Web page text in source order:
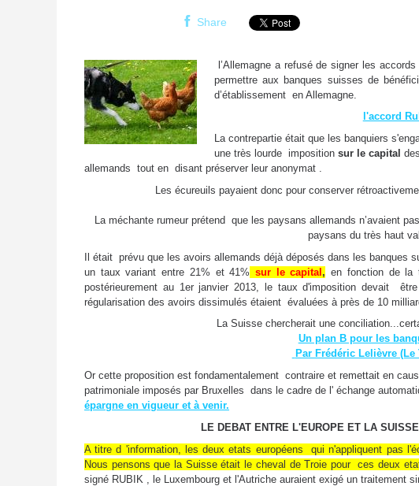
Share
l’Allemagne a refusé de signer les
permettre aux banques suisses de
d’établissement en Allemagne.
l'accord
La contrepartie était que les banquiers
une très lourde imposition sur le capital
allemands tout en disant préserver leur anonymat .
Les écureuils payaient donc pour conserver
La méchante rumeur prétend que les paysans allemands n’avaient
paysans du très haut
Il était prévu que les avoirs allemands déjà déposés dans les banques
un taux variant entre 21% et 41% sur le capital, en fonction de la
postérieurement au 1er janvier 2013, le taux d'imposition devait
régularisation des avoirs dissimulés étaient évaluées à près de 10
La Suisse chercherait une
Un plan B pour les
Par Frédéric Lelièvre (Le
Or cette proposition est fondamentalement contraire et remettait en
patrimoniale imposés par Bruxelles dans le cadre de l' échange
épargne en vigueur et à venir.
LE DEBAT ENTRE L'EUROPE ET LA
A titre d 'information, les deux etats européens qui n'appliquent pas
Nous pensons que la Suisse était le cheval de Troie pour ces deux
signé RUBIK , le Luxembourg et l'Autriche auraient exigé un traitement